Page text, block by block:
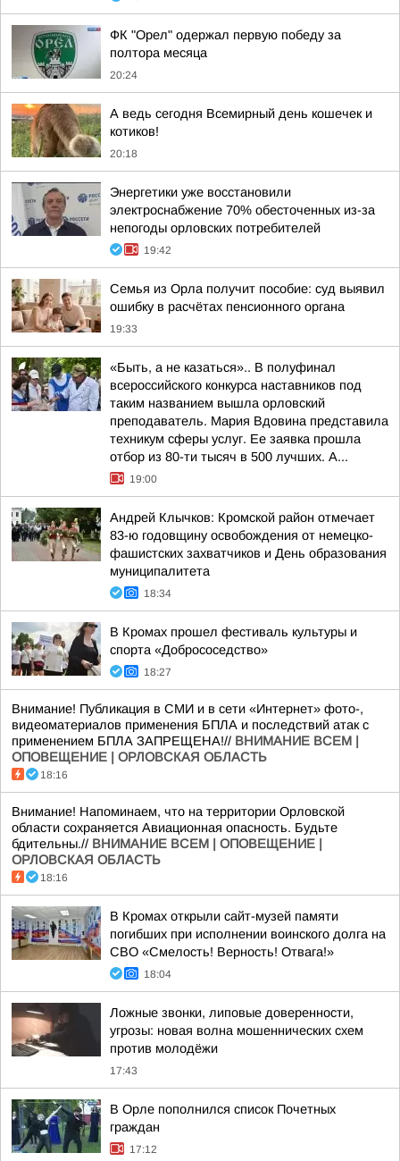
ФК "Орел" одержал первую победу за
полтора месяца
20:24
А ведь сегодня Всемирный день кошечек и
котиков!
20:18
Энергетики уже восстановили
электроснабжение 70% обесточенных из-за
непогоды орловских потребителей
19:42
Семья из Орла получит пособие: суд выявил
ошибку в расчётах пенсионного органа
19:33
«Быть, а не казаться».. В полуфинал
всероссийского конкурса наставников под
таким названием вышла орловский
преподаватель. Мария Вдовина представила
техникум сферы услуг. Ее заявка прошла
отбор из 80-ти тысяч в 500 лучших. А...
19:00
Андрей Клычков: Кромской район отмечает
83-ю годовщину освобождения от немецко-
фашистских захватчиков и День образования
муниципалитета
18:34
В Кромах прошел фестиваль культуры и
спорта «Добрососедство»
18:27
Внимание! Публикация в СМИ и в сети «Интернет» фото-,
видеоматериалов применения БПЛА и последствий атак с
применением БПЛА ЗАПРЕЩЕНА!// ВНИМАНИЕ ВСЕМ |
ОПОВЕЩЕНИЕ | ОРЛОВСКАЯ ОБЛАСТЬ
18:16
Внимание! Напоминаем, что на территории Орловской
области сохраняется Авиационная опасность. Будьте
бдительны.// ВНИМАНИЕ ВСЕМ | ОПОВЕЩЕНИЕ |
ОРЛОВСКАЯ ОБЛАСТЬ
18:16
В Кромах открыли сайт-музей памяти
погибших при исполнении воинского долга на
СВО «Смелость! Верность! Отвага!»
18:04
Ложные звонки, липовые доверенности,
угрозы: новая волна мошеннических схем
против молодёжи
17:43
В Орле пополнился список Почетных
граждан
17:12